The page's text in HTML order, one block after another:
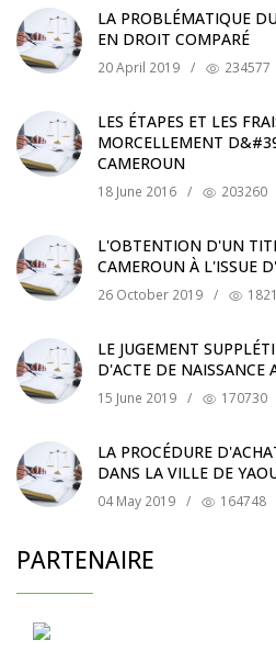
LA PROBLÉMATIQUE
EN DROIT COMPARÉ
20 April 2019 / 234577
LES ÉTAPES ET LES
MORCELLEMENT
CAMEROUN
18 June 2016 / 203260
L'OBTENTION D'UN
CAMEROUN À L'ISSUE
26 October 2019 /
LE JUGEMENT
D'ACTE DE NAISSANCE
15 June 2019 / 170730
LA PROCÉDURE
DANS LA VILLE DE
04 May 2019 / 164748
PARTENAIRE